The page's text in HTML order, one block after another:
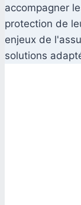
accompagner
protection de
enjeux de
solutions